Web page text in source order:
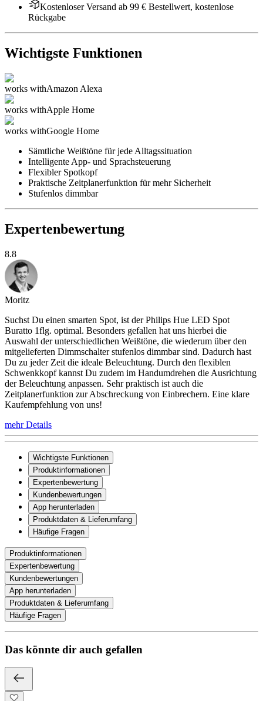
Kostenloser Versand ab 99 € Bestellwert, kostenlose
Rückgabe
Wichtigste Funktionen
works withAmazon Alexa
works withApple Home
works withGoogle Home
Sämtliche Weißtöne für jede Alltagssituation
Intelligente App- und Sprachsteuerung
Flexibler Spotkopf
Praktische Zeitplanerfunktion für mehr Sicherheit
Stufenlos dimmbar
Expertenbewertung
8.8
Moritz
Suchst Du einen smarten Spot, ist der Philips Hue LED Spot
Buratto 1flg. optimal. Besonders gefallen hat uns hierbei die
Auswahl der unterschiedlichen Weißtöne, die wiederum über den
mitgelieferten Dimmschalter stufenlos dimmbar sind. Dadurch hast
Du zu jeder Zeit die ideale Beleuchtung. Durch den flexiblen
Schwenkkopf kannst Du zudem im Handumdrehen die Ausrichtung
der Beleuchtung anpassen. Sehr praktisch ist auch die
Zeitplanerfunktion zur Abschreckung von Einbrechern. Eine klare
Kaufempfehlung von uns!
mehr Details
Wichtigste Funktionen
Produktinformationen
Expertenbewertung
Kundenbewertungen
App herunterladen
Produktdaten & Lieferumfang
Häufige Fragen
Produktinformationen
Expertenbewertung
Kundenbewertungen
App herunterladen
Produktdaten & Lieferumfang
Häufige Fragen
Das könnte dir auch gefallen